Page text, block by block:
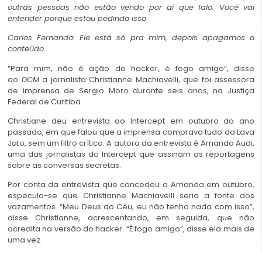
outras pessoas não estão vendo por aí que falo. Você vai
entender porque estou pedindo isso
Carlos Fernando: Ele está só pra mim, depois apagamos o
conteúdo
“Para mim, não é ação de hacker, é fogo amigo”, disse
ao DCMa jornalista Christianne Machiavelli, que foi assessora
de imprensa de Sergio Moro durante seis anos, na Justiça
Federal de Curitiba.
Christiane deu entrevista ao Intercept em outubro do ano
passado, em que falou que a imprensa comprava tudo da Lava
Jato, sem um filtro crítico.A autora da entrevista é Amanda Audi,
uma das jornalistas do Intercept que assinam as reportagens
sobre as conversas secretas.
Por conta da entrevista que concedeu a Amanda em outubro,
especula-se que Christianne Machiavelli seria a fonte dos
vazamentos.“Meu Deus do Céu, eu não tenho nada com isso”,
disse Christianne, acrescentando, em seguida, que não
acredita na versão do hacker. “É fogo amigo”, disse ela mais de
uma vez.